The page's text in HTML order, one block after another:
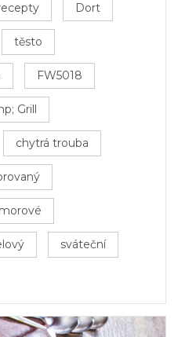
Dort
těsto
FW5018
Grill
chytrá trouba
sváteční